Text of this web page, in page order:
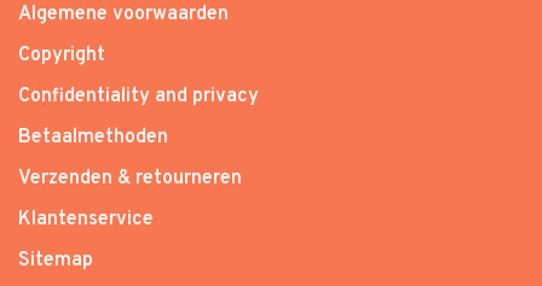
Algemene voorwaarden
Copyright
Confidentiality and privacy
Betaalmethoden
Verzenden & retourneren
Klantenservice
Sitemap